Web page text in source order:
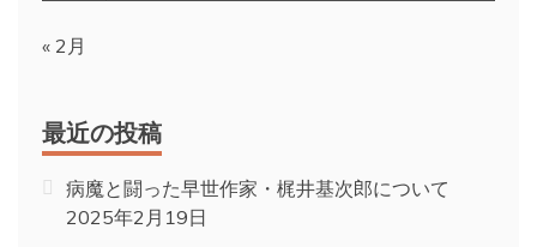
« 2月
最近の投稿
病魔と闘った早世作家・梶井基次郎について
2025年2月19日